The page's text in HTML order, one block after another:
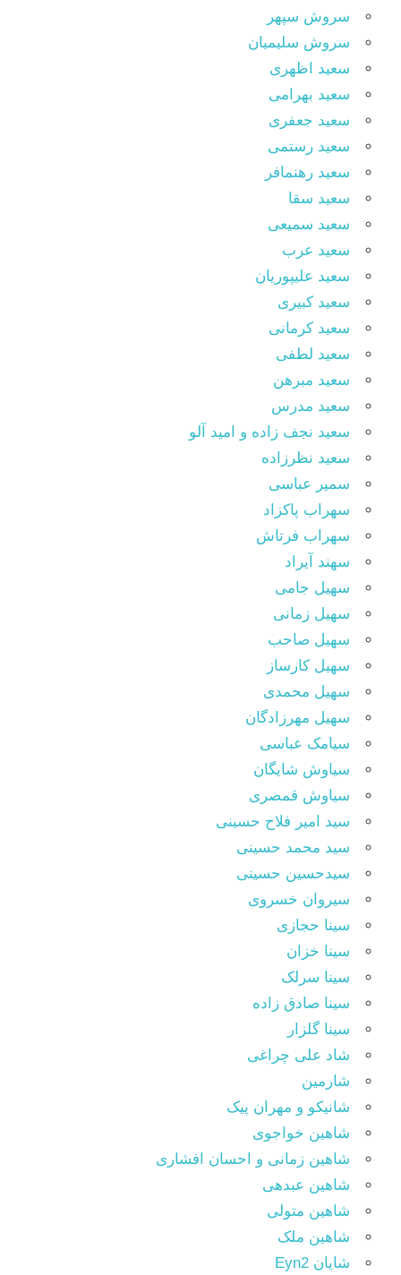
سروش سپهر
سروش سلیمیان
سعید اظهری
سعید بهرامی
سعید جعفری
سعید رستمی
سعید رهنمافر
سعید سقا
سعید سمیعی
سعید عرب
سعید علیپوریان
سعید کبیری
سعید کرمانی
سعید لطفی
سعید مبرهن
سعید مدرس
سعید نجف زاده و امید آلو
سعید نظرزاده
سمیر عباسی
سهراب پاکزاد
سهراب فرتاش
سهند آیراد
سهیل جامی
سهیل زمانی
سهیل صاحب
سهیل کارساز
سهیل محمدی
سهیل مهرزادگان
سیامک عباسی
سیاوش شایگان
سیاوش قمصری
سید امیر فلاح حسینی
سید محمد حسینی
سیدحسین حسینی
سیروان خسروی
سینا حجازی
سینا خزان
سینا سرلک
سینا صادق زاده
سینا گلزار
شاد علی چراغی
شارمین
شانیکو و مهران پیک
شاهین خواجوی
شاهین زمانی و احسان افشاری
شاهین عبدهی
شاهین متولی
شاهین ملک
شایان Eyn2